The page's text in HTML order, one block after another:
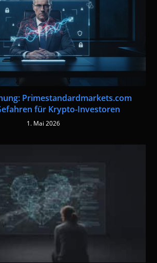
Primestandardmarkets.com
für Krypto-Investoren
1. Mai 2026